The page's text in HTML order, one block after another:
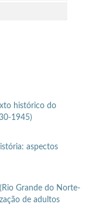
histórico do
1945)
aspectos
Grande do Norte-
de adultos